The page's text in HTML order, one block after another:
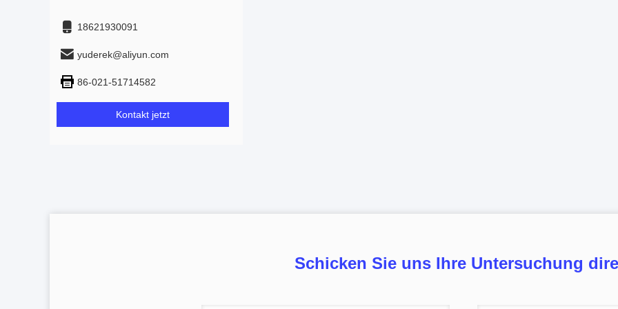
18621930091
yuderek@aliyun.com
86-021-51714582
Kontakt jetzt
Schicken Sie uns Ihre Untersuchung